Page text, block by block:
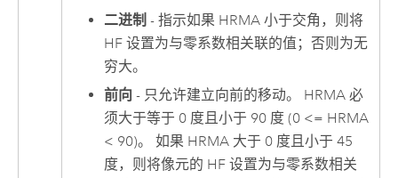
二进制 - 指示如果 HRMA 小于交角，则将
HF 设置为与零系数相关联的值；否则为无
穷大。
前向 - 只允许建立向前的移动。 HRMA 必
须大于等于 0 度且小于 90 度 (0 <= HRMA
< 90)。 如果 HRMA 大于 0 度且小于 45
度，则将像元的 HF 设置为与零系数相关